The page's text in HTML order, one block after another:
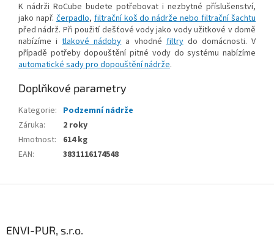
K nádrži RoCube budete potřebovat i nezbytné příslušenství,
jako např.čerpadlo,filtrační koš do nádrže nebo filtrační šachtu
před nádrž. Při použití dešťové vody jako vody užitkové v domě
nabízíme itlakové nádobya vhodnéfiltrydo domácnosti. V
případě potřeby dopouštění pitné vody do systému nabízíme
automatické sady pro dopouštění nádrže.
Doplňkové parametry
Kategorie: Podzemní nádrže
Záruka:
2 roky
Hmotnost:
614 kg
EAN: 3831116174548
ENVI-PUR, s.r.o.